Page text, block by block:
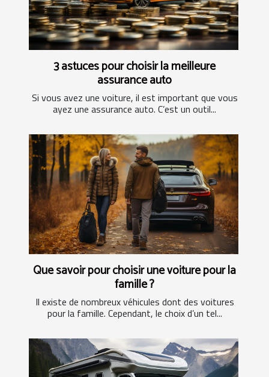
3 astuces pour choisir la meilleure
assurance auto
Si vous avez une voiture, il est important que vous
ayez une assurance auto. C’est un outil...
Que savoir pour choisir une voiture pour la
famille ?
Il existe de nombreux véhicules dont des voitures
pour la famille. Cependant, le choix d’un tel...